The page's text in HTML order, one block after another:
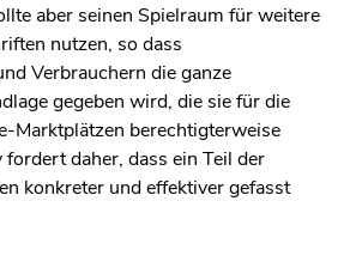
aber seinen Spielraum für weitere
nutzen, so dass
Verbrauchern die ganze
gegeben wird, die sie für die
Marktplätzen berechtigterweise
daher, dass ein Teil der
konkreter und effektiver gefasst